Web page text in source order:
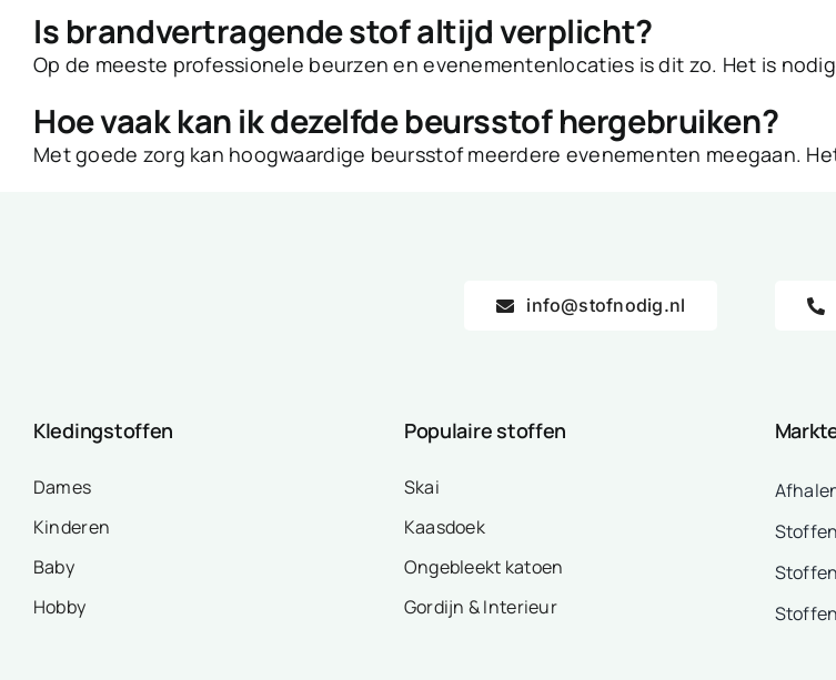
Is brandvertragende stof altijd verplicht?
Op de meeste professionele beurzen en evenementenlocaties is dit zo. Het is
Hoe vaak kan ik dezelfde beursstof hergebruiken?
Met goede zorg kan hoogwaardige beursstof meerdere evenementen meegaan.
info@stofnodig.nl
Kledingstoffen
Dames
Kinderen
Baby
Hobby
Populaire stoffen
Skai
Kaasdoek
Ongebleekt katoen
Gordijn & Interieur